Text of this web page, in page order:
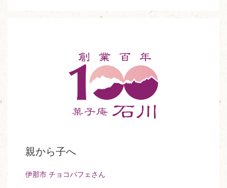
親から子へ
伊那市 チョコパフェさん